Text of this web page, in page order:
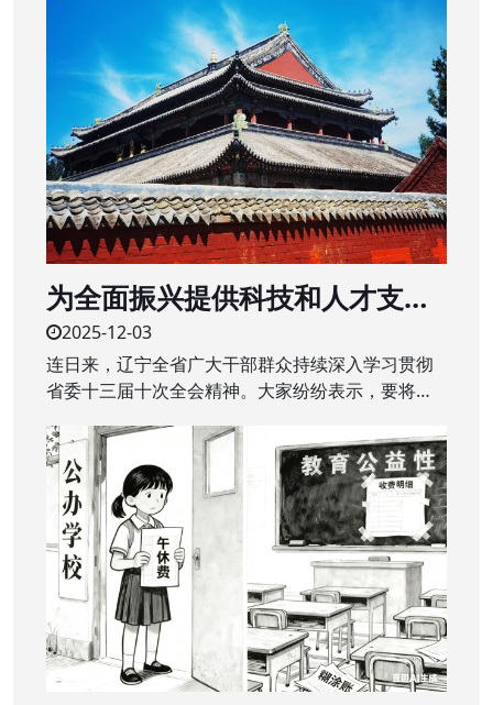
“十四五”时期教育改革发展成绩作专题发布。
为全面振兴提供科技和人才支撑
——辽宁全省广大干部群众深入
学习贯彻省委十三届十次全会精
神
2025-12-03
连日来，辽宁全省广大干部群众持续深入学习贯彻
省委十三届十次全会精神。大家纷纷表示，要将全
勇争先，辽宁全面振兴取得新突破。